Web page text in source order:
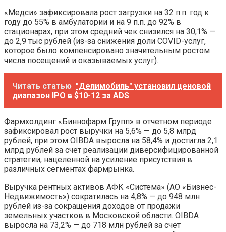
«Медси» зафиксировала рост загрузки на 32 п.п. год к
году до 55% в амбулатории и на 9 п.п. до 92% в
стационарах, при этом средний чек снизился на 30,1% —
до 2,9 тыс рублей (из-за снижения доли COVID-услуг,
которое было компенсировано значительным ростом
числа посещений и оказываемых услуг).
Читать статью "Делимобиль" установил ценовой
диапазон IPO в $10-12 за ADS
Фармхолдинг «Биннофарм Групп» в отчетном периоде
зафиксировал рост выручки на 5,6% — до 5,8 млрд
рублей, при этом OIBDA выросла на 58,4% и достигла 2,1
млрд рублей за счет реализации диверсифицированной
стратегии, нацеленной на усиление присутствия в
различных сегментах фармрынка.
Выручка рентных активов АФК «Система» (АО «Бизнес-
Недвижимость») сократилась на 4,8% — до 948 млн
рублей из-за сокращения доходов от продажи
земельных участков в Московской области. OIBDA
выросла на 73,2% — до 718 млн рублей за счет